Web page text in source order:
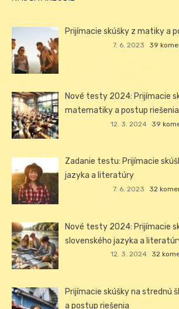
Prijímacie skúšky z matiky a
7. 6. 2023 39
Nové testy 2024: Prijímacie
matematiky a postup riešenia
12. 3. 2024 39
Zadanie testu: Prijímacie
jazyka a literatúry
7. 6. 2023 32
Nové testy 2024: Prijímacie
slovenského jazyka a
12. 3. 2024 32
Prijímacie skúšky na strednú
a postup riešenia